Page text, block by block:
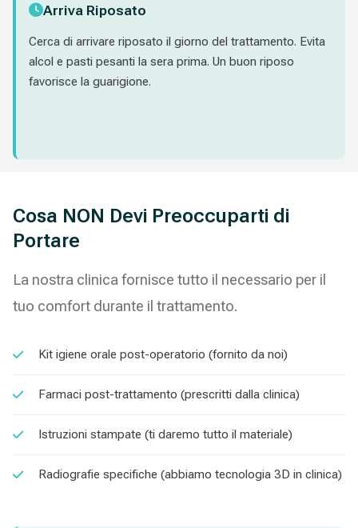
Arriva Riposato
Cerca di arrivare riposato il giorno del trattamento. Evita
alcol e pasti pesanti la sera prima. Un buon riposo
favorisce la guarigione.
Cosa NON Devi Preoccuparti di
Portare
La nostra clinica fornisce tutto il necessario per il
tuo comfort durante il trattamento.
Kit igiene orale post-operatorio (fornito da noi)
Farmaci post-trattamento (prescritti dalla clinica)
Istruzioni stampate (ti daremo tutto il materiale)
Radiografie specifiche (abbiamo tecnologia 3D in clinica)